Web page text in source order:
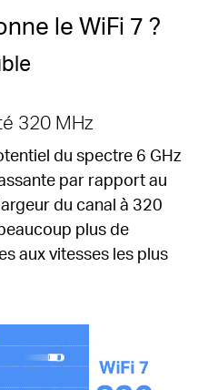
le WiFi 7 ?
320 MHz
du spectre 6 GHz
par rapport au
du canal à 320
plus de
aux vitesses les plus